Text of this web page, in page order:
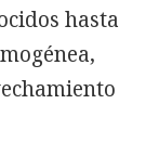
hasta